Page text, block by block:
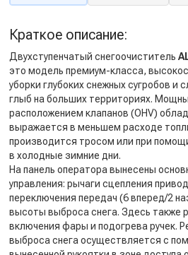
Краткое описание:
Двухступенчатый снегоочиститель
это модель премиум-класса,
уборки глубоких снежных сугробов и
глыб на больших территориях.
расположением клапанов (OHV)
выражается в меньшем расходе
производится тросом или при
в холодные зимние дни.
На панель оператора вынесены
управления: рычаги сцепления
переключения передач (6 вперед/2
высоты выброса снега. Здесь также
включения фары и подогрева ручек.
выброса снега осуществляется с